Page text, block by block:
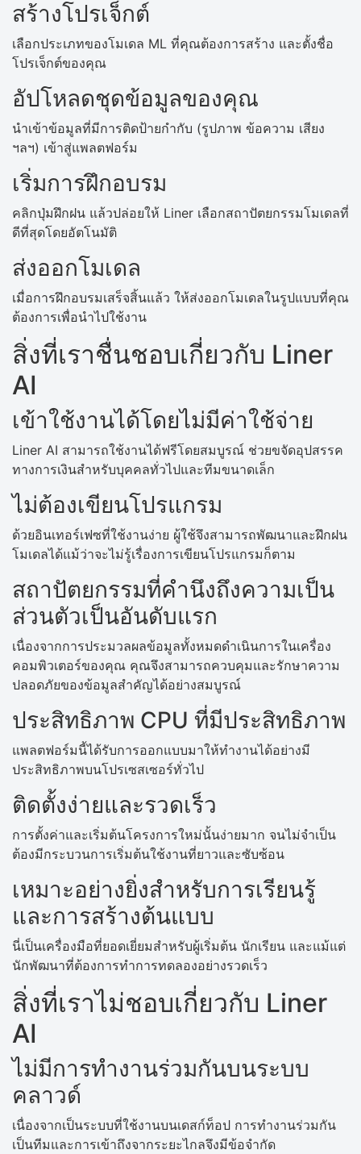
สร้างโปรเจ็กต์
เลือกประเภทของโมเดล ML ที่คุณต้องการสร้าง และตั้งชื่อ
โปรเจ็กต์ของคุณ
อัปโหลดชุดข้อมูลของคุณ
นำเข้าข้อมูลที่มีการติดป้ายกำกับ (รูปภาพ ข้อความ เสียง
ฯลฯ) เข้าสู่แพลตฟอร์ม
เริ่มการฝึกอบรม
คลิกปุ่มฝึกฝน แล้วปล่อยให้ Liner เลือกสถาปัตยกรรมโมเดลที่
ดีที่สุดโดยอัตโนมัติ
ส่งออกโมเดล
เมื่อการฝึกอบรมเสร็จสิ้นแล้ว ให้ส่งออกโมเดลในรูปแบบที่คุณ
ต้องการเพื่อนำไปใช้งาน
สิ่งที่เราชื่นชอบเกี่ยวกับ Liner
AI
เข้าใช้งานได้โดยไม่มีค่าใช้จ่าย
Liner AI สามารถใช้งานได้ฟรีโดยสมบูรณ์ ช่วยขจัดอุปสรรค
ทางการเงินสำหรับบุคคลทั่วไปและทีมขนาดเล็ก
ไม่ต้องเขียนโปรแกรม
ด้วยอินเทอร์เฟซที่ใช้งานง่าย ผู้ใช้จึงสามารถพัฒนาและฝึกฝน
โมเดลได้แม้ว่าจะไม่รู้เรื่องการเขียนโปรแกรมก็ตาม
สถาปัตยกรรมที่คำนึงถึงความเป็น
ส่วนตัวเป็นอันดับแรก
เนื่องจากการประมวลผลข้อมูลทั้งหมดดำเนินการในเครื่อง
คอมพิวเตอร์ของคุณ คุณจึงสามารถควบคุมและรักษาความ
ปลอดภัยของข้อมูลสำคัญได้อย่างสมบูรณ์
ประสิทธิภาพ CPU ที่มีประสิทธิภาพ
แพลตฟอร์มนี้ได้รับการออกแบบมาให้ทำงานได้อย่างมี
ประสิทธิภาพบนโปรเซสเซอร์ทั่วไป
ติดตั้งง่ายและรวดเร็ว
การตั้งค่าและเริ่มต้นโครงการใหม่นั้นง่ายมาก จนไม่จำเป็น
ต้องมีกระบวนการเริ่มต้นใช้งานที่ยาวและซับซ้อน
เหมาะอย่างยิ่งสำหรับการเรียนรู้
และการสร้างต้นแบบ
นี่เป็นเครื่องมือที่ยอดเยี่ยมสำหรับผู้เริ่มต้น นักเรียน และแม้แต่
นักพัฒนาที่ต้องการทำการทดลองอย่างรวดเร็ว
สิ่งที่เราไม่ชอบเกี่ยวกับ Liner
AI
ไม่มีการทำงานร่วมกันบนระบบ
คลาวด์
เนื่องจากเป็นระบบที่ใช้งานบนเดสก์ท็อป การทำงานร่วมกัน
เป็นทีมและการเข้าถึงจากระยะไกลจึงมีข้อจำกัด